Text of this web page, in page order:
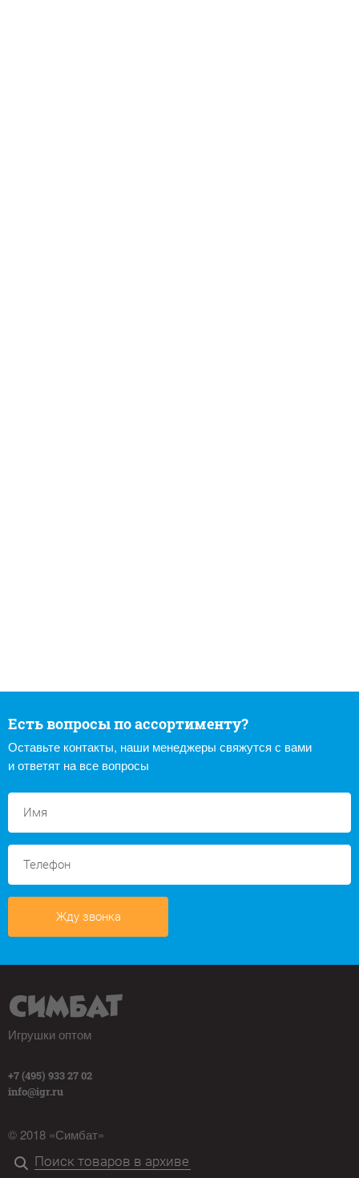
Есть вопросы по ассортименту?
Оставьте контакты, наши менеджеры свяжутся с вами
и ответят на все вопросы
Жду звонка
Игрушки оптом
+7 (495) 933 27 02
info@igr.ru
© 2018 «Симбат»